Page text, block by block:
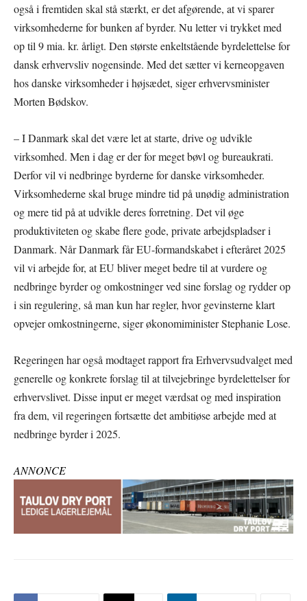
også i fremtiden skal stå stærkt, er det afgørende, at vi sparer
virksomhederne for bunken af byrder. Nu letter vi trykket med
op til 9 mia. kr. årligt. Den største enkeltstående byrdelettelse for
dansk erhvervsliv nogensinde. Med det sætter vi kerneopgaven
hos danske virksomheder i højsædet, siger erhvervsminister
Morten Bødskov.
– I Danmark skal det være let at starte, drive og udvikle
virksomhed. Men i dag er der for meget bøvl og bureaukrati.
Derfor vil vi nedbringe byrderne for danske virksomheder.
Virksomhederne skal bruge mindre tid på unødig administration
og mere tid på at udvikle deres forretning. Det vil øge
produktiviteten og skabe flere gode, private arbejdspladser i
Danmark. Når Danmark får EU-formandskabet i efteråret 2025
vil vi arbejde for, at EU bliver meget bedre til at vurdere og
nedbringe byrder og omkostninger ved sine forslag og rydder op
i sin regulering, så man kun har regler, hvor gevinsterne klart
opvejer omkostningerne, siger økonomiminister Stephanie Lose.
Regeringen har også modtaget rapport fra Erhvervsudvalget med
generelle og konkrete forslag til at tilvejebringe byrdelettelser for
erhvervslivet. Disse input er meget værdsat og med inspiration
fra dem, vil regeringen fortsætte det ambitiøse arbejde med at
nedbringe byrder i 2025.
ANNONCE